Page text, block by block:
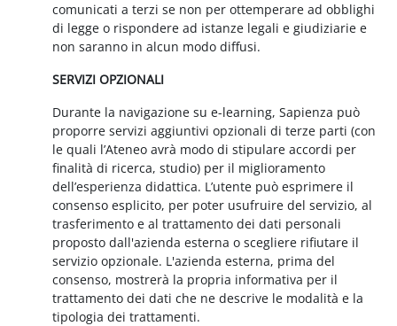
comunicati a terzi se non per ottemperare ad obblighi
di legge o rispondere ad istanze legali e giudiziarie e
non saranno in alcun modo diffusi.
SERVIZI OPZIONALI
Durante la navigazione su e-learning, Sapienza può
proporre servizi aggiuntivi opzionali di terze parti (con
le quali l’Ateneo avrà modo di stipulare accordi per
finalità di ricerca, studio) per il miglioramento
dell’esperienza didattica. L’utente può esprimere il
consenso esplicito, per poter usufruire del servizio, al
trasferimento e al trattamento dei dati personali
proposto dall'azienda esterna o scegliere rifiutare il
servizio opzionale. L'azienda esterna, prima del
consenso, mostrerà la propria informativa per il
trattamento dei dati che ne descrive le modalità e la
tipologia dei trattamenti.